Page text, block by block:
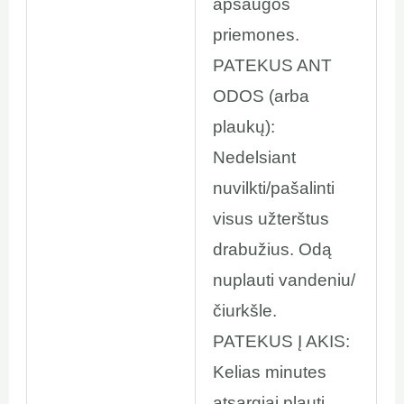
apsaugos
priemones.
PATEKUS ANT
ODOS (arba
plaukų):
Nedelsiant
nuvilkti/pašalinti
visus užterštus
drabužius. Odą
nuplauti vandeniu/
čiurkšle.
PATEKUS Į AKIS:
Kelias minutes